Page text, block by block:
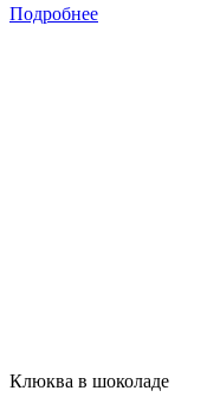
Подробнее
Клюква в шоколаде